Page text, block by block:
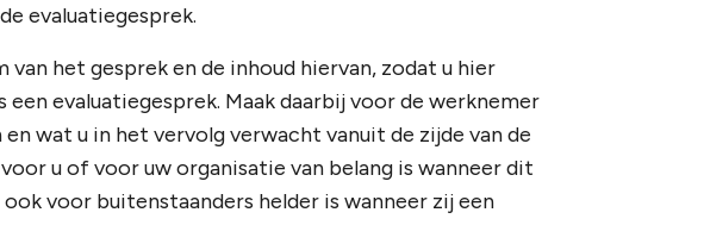
evaluatiegesprek.
het gesprek en de inhoud hiervan, zodat u hier
evaluatiegesprek. Maak daarbij voor de werknemer
wat u in het vervolg verwacht vanuit de zijde van de
u of voor uw organisatie van belang is wanneer dit
voor buitenstaanders helder is wanneer zij een